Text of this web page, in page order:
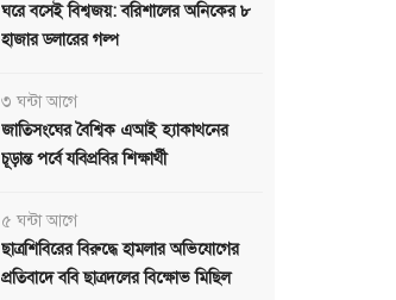
ঘরে বসেই বিশ্বজয়: বরিশালের অনিকের ৮
হাজার ডলারের গল্প
৩ ঘন্টা আগে
জাতিসংঘের বৈশ্বিক এআই হ্যাকাথনের
চূড়ান্ত পর্বে যবিপ্রবির শিক্ষার্থী
৫ ঘন্টা আগে
ছাত্রশিবিরের বিরুদ্ধে হামলার অভিযোগের
প্রতিবাদে ববি ছাত্রদলের বিক্ষোভ মিছিল